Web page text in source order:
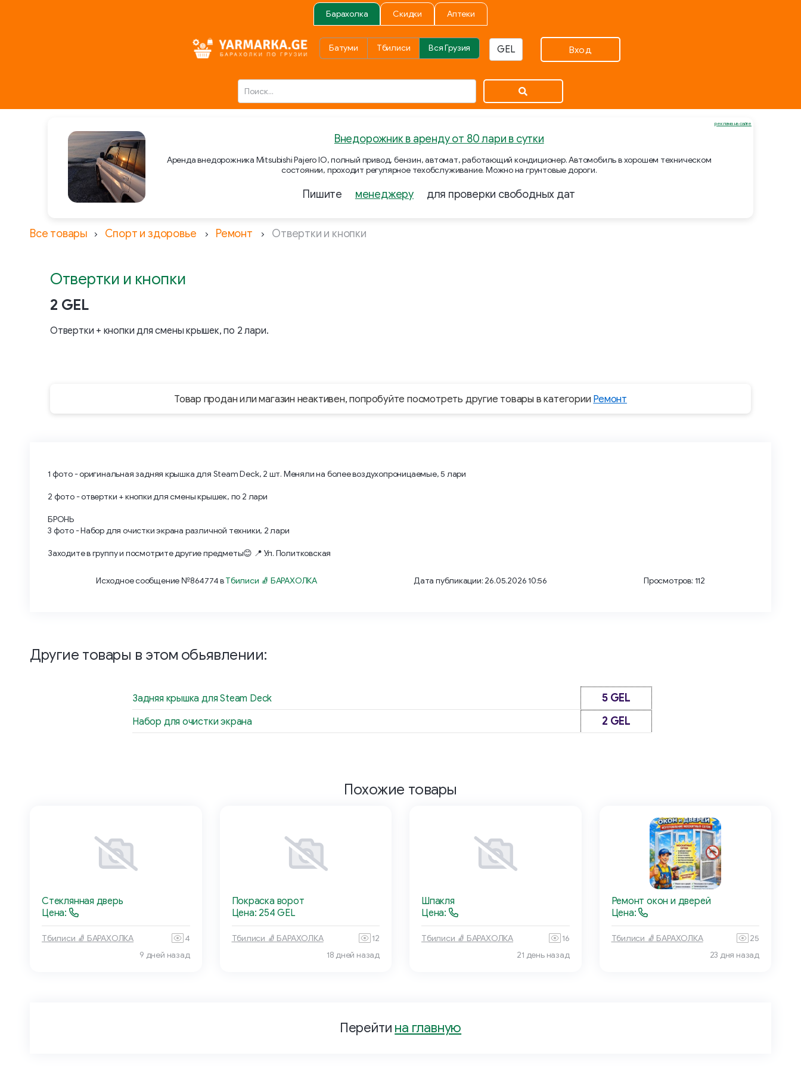
Барахолка Скидки Аптеки
Батуми Тбилиси Вся Грузия Вход
Внедорожник в аренду от 80 лари в сутки
Аренда внедорожника Mitsubishi Pajero IO, полный привод, бензин, автомат, работающий кондиционер. Автомобиль в хорошем техническом
состоянии, проходит регулярное техобслуживание. Можно на грунтовые дороги.
Пишите менеджеру для проверки свободных дат
реклама на сайте
Все товары Спорт и здоровье Ремонт Отвертки и кнопки
Отвертки и кнопки
2 GEL
Отвертки + кнопки для смены крышек, по 2 лари.
Товар продан или магазин неактивен, попробуйте посмотреть другие товары в категории Ремонт
1 фото - оригинальная задняя крышка для Steam Deck, 2 шт. Меняли на более воздухопроницаемые, 5 лари
2 фото - отвертки + кнопки для смены крышек, по 2 лари
БРОНЬ
3 фото - Набор для очистки экрана различной техники, 2 лари
Заходите в группу и посмотрите другие предметы😊 📍 Ул. Политковская
Исходное сообщение №864774 вТбилиси 🧦 БАРАХОЛКА Дата публикации: 26.05.2026 10:56 Просмотров: 112
Другие товары в этом обьявлении:
Задняя крышка для Steam Deck 5 GEL
Набор для очистки экрана 2 GEL
Похожие товары
Стеклянная дверь
Цена:
Тбилиси 🧦 БАРАХОЛКА
4
9 дней назад
Покраска ворот
Цена: 254 GEL
Тбилиси 🧦 БАРАХОЛКА
12
18 дней назад
Шпакля
Цена:
Тбилиси 🧦 БАРАХОЛКА
16
21 день назад
Ремонт окон и дверей
Цена:
Тбилиси 🧦 БАРАХОЛКА
25
23 дня назад
Перейти на главную